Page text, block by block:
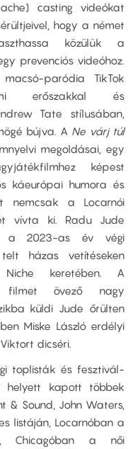
casting videókat
hogy a német
közülük a
prevenciós videóhoz.
paródia TikTok
erőszakkal és
Tate stílusában,
bújva. A Ne várj túl
megoldásai, egy
képest
káeurópai humora és
nemcsak a Locarnói
vívta ki. Radu Jude
a 2023-as év végi
házas vetítéseken
keretében. A
filmet övező nagy
küldi Jude őrülten
Miske László erdélyi
dicséri.
toplisták és fesztivál-
helyett kapott többek
& Sound, John Waters,
listáján, Locarnóban a
Chicagóban a női